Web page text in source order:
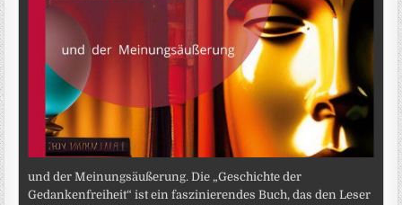
und der Meinungsäußerung. Die „Geschichte der
Gedankenfreiheit“ ist ein faszinierendes Buch, das den Leser